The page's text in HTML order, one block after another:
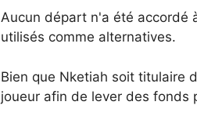
Aucun départ n'a été accordé
utilisés comme alternatives.
Bien que Nketiah soit titulaire
joueur afin de lever des fonds